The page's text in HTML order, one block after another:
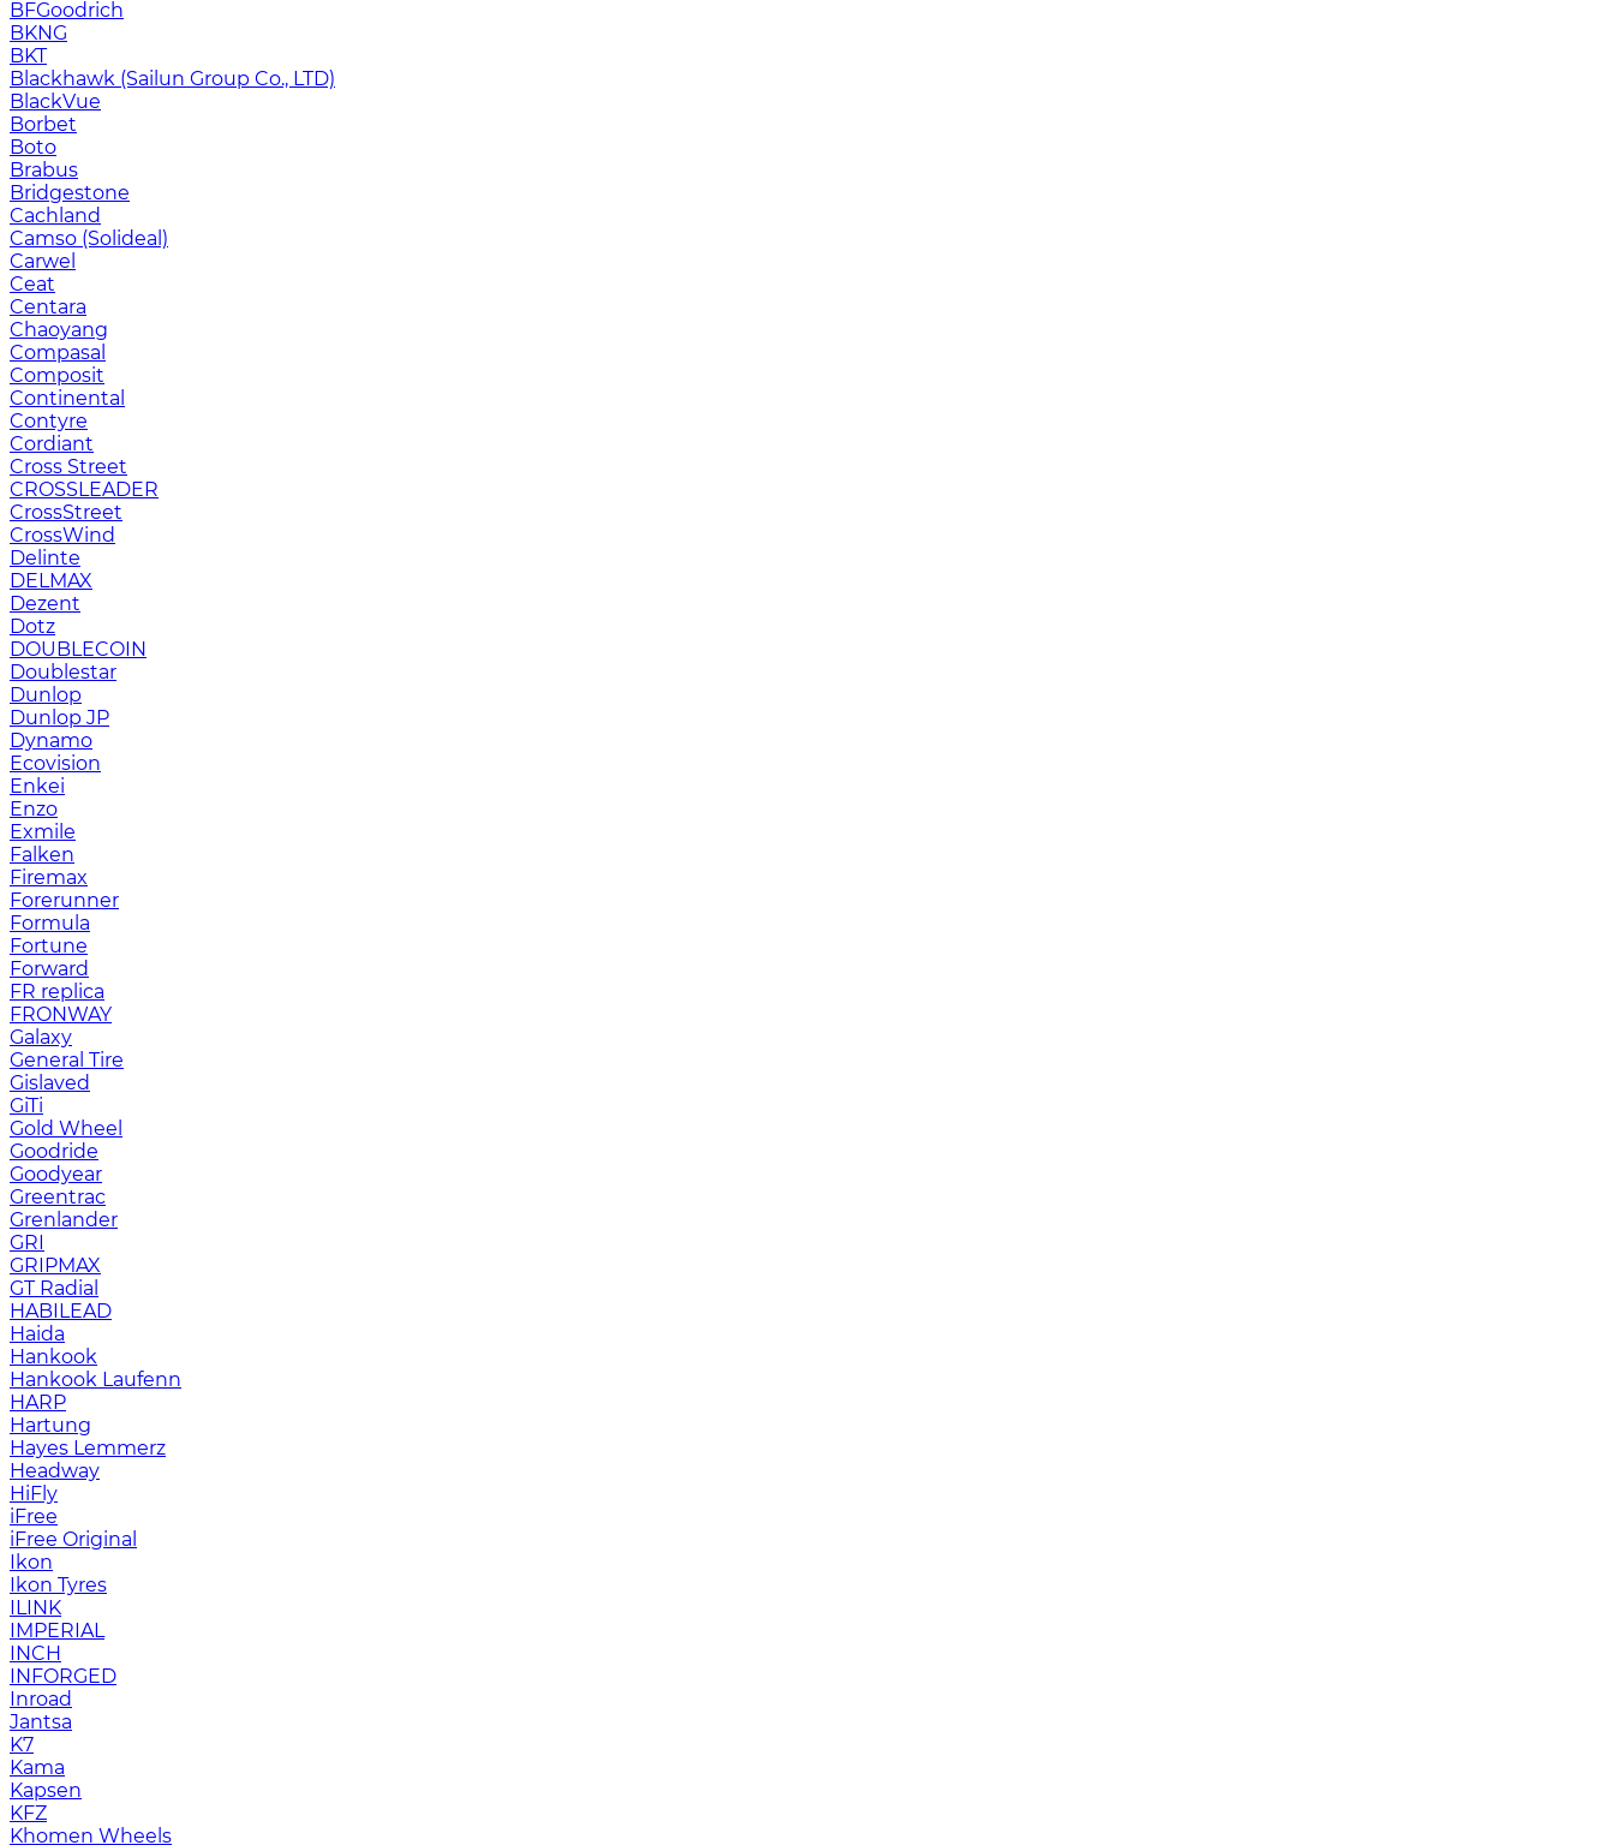
BFGoodrich
BKNG
BKT
Blackhawk (Sailun Group Co., LTD)
BlackVue
Borbet
Boto
Brabus
Bridgestone
Cachland
Camso (Solideal)
Carwel
Ceat
Centara
Chaoyang
Compasal
Composit
Continental
Contyre
Cordiant
Cross Street
CROSSLEADER
CrossStreet
CrossWind
Delinte
DELMAX
Dezent
Dotz
DOUBLECOIN
Doublestar
Dunlop
Dunlop JP
Dynamo
Ecovision
Enkei
Enzo
Exmile
Falken
Firemax
Forerunner
Formula
Fortune
Forward
FR replica
FRONWAY
Galaxy
General Tire
Gislaved
GiTi
Gold Wheel
Goodride
Goodyear
Greentrac
Grenlander
GRI
GRIPMAX
GT Radial
HABILEAD
Haida
Hankook
Hankook Laufenn
HARP
Hartung
Hayes Lemmerz
Headway
HiFly
iFree
iFree Original
Ikon
Ikon Tyres
ILINK
IMPERIAL
INCH
INFORGED
Inroad
Jantsa
K7
Kama
Kapsen
KFZ
Khomen Wheels